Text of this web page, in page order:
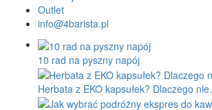
Outlet
info@4barista.pl
10 rad na pyszny napój
Herbata z EKO kapsułek? Dlaczego nie.